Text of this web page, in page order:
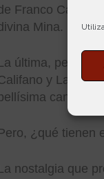
Franco
Mina.
última, pero no
y Laura
canción.
¿qué tienen
nostalgia que